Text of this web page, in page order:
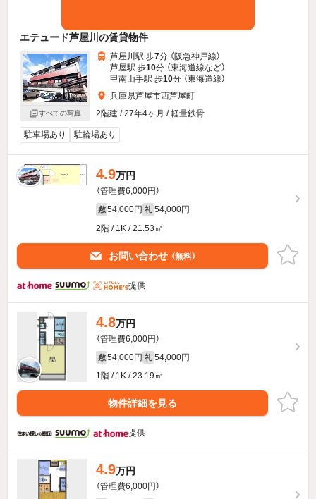
エテュード芦屋川の賃貸物件
すべての写真
芦屋川駅 歩7分 （阪急神戸線）
芦屋駅 歩10分 （東海道線など）
甲南山手駅 歩10分 （東海道線）
兵庫県芦屋市西芦屋町
2階建 / 27年4ヶ月 / 軽量鉄骨
駐車場あり 駐輪場あり
4.9万円
（管理費6,000円）
敷 54,000円 礼 54,000円
2階 / 1K / 21.53㎡
お問い合わせ （無料）
提供
4.8万円
（管理費6,000円）
敷 54,000円 礼 54,000円
1階 / 1K / 23.19㎡
物件詳細を見る
提供
4.9万円
（管理費6,000円）